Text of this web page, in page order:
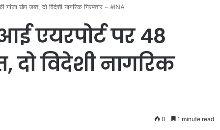
खेप जब्त, दो विदेशी नागरिक गिरफ्तार – #INA
एयरपोर्ट पर 48
दो विदेशी नागरिक
0 1 minute read